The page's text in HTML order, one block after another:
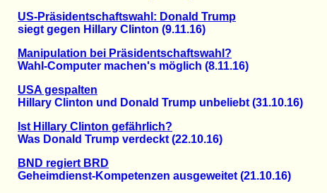
US-Präsidentschaftswahl: Donald Trump
siegt gegen Hillary Clinton (9.11.16)
Manipulation bei Präsidentschaftswahl?
Wahl-Computer machen's möglich (8.11.16)
USA gespalten
Hillary Clinton und Donald Trump unbeliebt (31.10.16)
Ist Hillary Clinton gefährlich?
Was Donald Trump verdeckt (22.10.16)
BND regiert BRD
Geheimdienst-Kompetenzen ausgeweitet (21.10.16)